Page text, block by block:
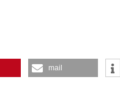
mail